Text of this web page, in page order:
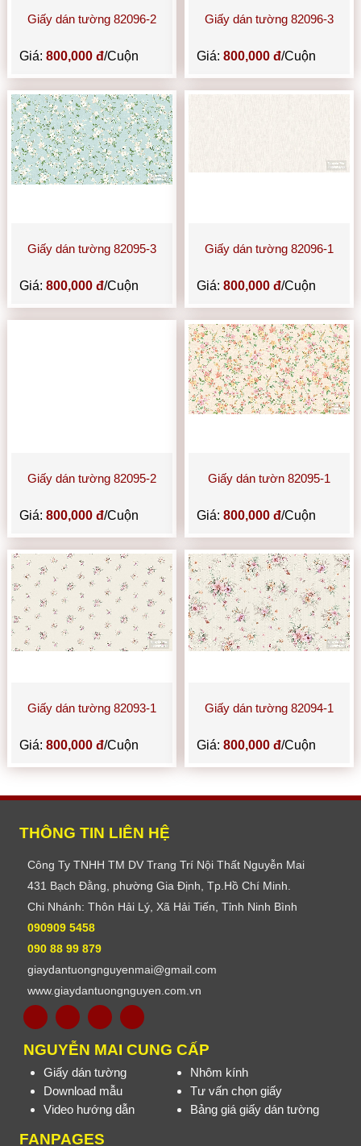
Giấy dán tường 82096-2
Giá:800,000 đ/Cuộn
Giấy dán tường 82096-3
Giá: 800,000 đ/Cuộn
Giấy dán tường 82095-3
Giá:800,000 đ/Cuộn
Giấy dán tường 82096-1
Giá: 800,000 đ/Cuộn
Giấy dán tường 82095-2
Giá:800,000 đ/Cuộn
Giấy dán tườn 82095-1
Giá: 800,000 đ/Cuộn
Giấy dán tường 82093-1
Giá:800,000 đ/Cuộn
Giấy dán tường 82094-1
Giá: 800,000 đ/Cuộn
THÔNG TIN LIÊN HỆ
Công Ty TNHH TM DV Trang Trí Nội Thất Nguyễn Mai
431 Bạch Đằng, phường Gia Định, Tp.Hồ Chí Minh.
Chi Nhánh: Thôn Hải Lý, Xã Hải Tiến, Tỉnh Ninh Bình
090909 5458
090 88 99 879
giaydantuongnguyenmai@gmail.com
www.giaydantuongnguyen.com.vn
NGUYỄN MAI CUNG CẤP
Giấy dán tường
Nhôm kính
Download mẫu
Tư vấn chọn giấy
Video hướng dẫn
Bảng giá giấy dán tường
FANPAGES